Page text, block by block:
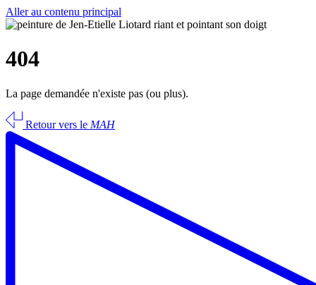
Aller au contenu principal
404
La page demandée n'existe pas (ou plus).
Retour vers le MAH